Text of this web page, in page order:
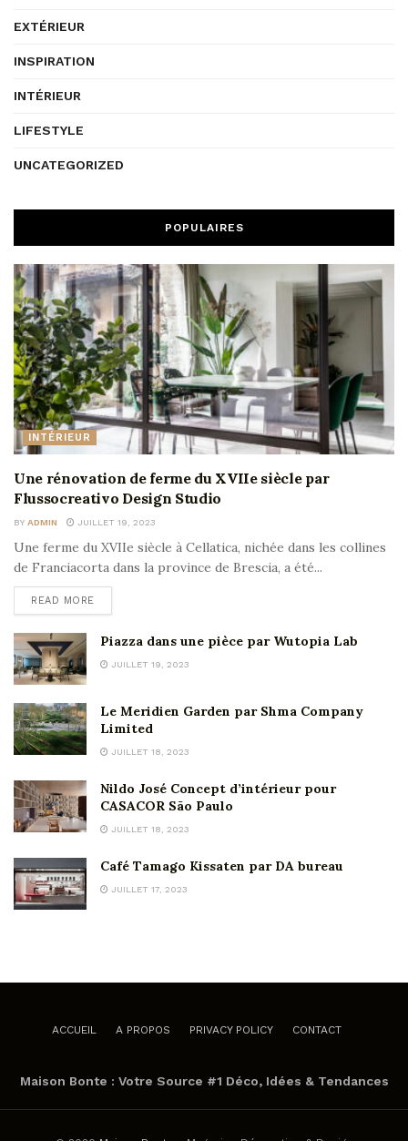
EXTÉRIEUR
INSPIRATION
INTÉRIEUR
LIFESTYLE
UNCATEGORIZED
POPULAIRES
INTÉRIEUR
Une rénovation de ferme du XVIIe siècle par
Flussocreativo Design Studio
BY ADMIN JUILLET 19, 2023
Une ferme du XVIIe siècle à Cellatica, nichée dans les collines
de Franciacorta dans la province de Brescia, a été...
READ MORE
Piazza dans une pièce par Wutopia Lab
JUILLET 19, 2023
Le Meridien Garden par Shma Company
Limited
JUILLET 18, 2023
Nildo José Concept d’intérieur pour
CASACOR São Paulo
JUILLET 18, 2023
Café Tamago Kissaten par DA bureau
JUILLET 17, 2023
ACCUEIL A PROPOS PRIVACY POLICY CONTACT
Maison Bonte : Votre Source #1 Déco, Idées & Tendances